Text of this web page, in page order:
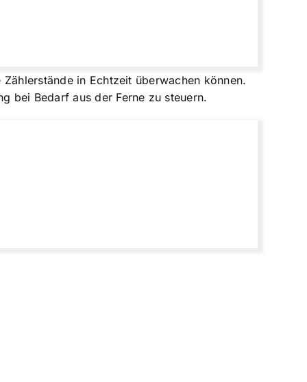
in Echtzeit überwachen können.
bei Bedarf aus der Ferne zu steuern.